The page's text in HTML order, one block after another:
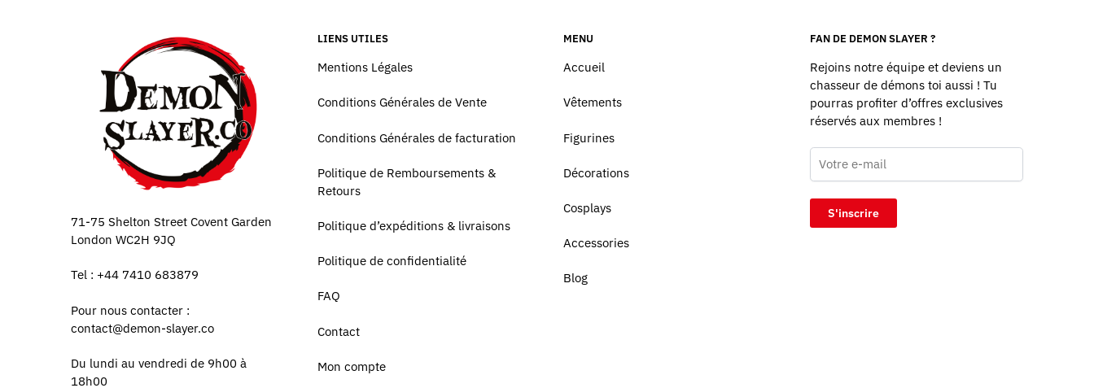
71-75 Shelton Street Covent Garden
London WC2H 9JQ
Tel : +44 7410 683879
Pour nous contacter :
contact@demon-slayer.co
Du lundi au vendredi de 9h00 à
18h00
LIENS UTILES
Mentions Légales
Conditions Générales de Vente
Conditions Générales de facturation
Politique de Remboursements &
Retours
Politique d’expéditions & livraisons
Politique de confidentialité
FAQ
Contact
Mon compte
MENU
Accueil
Vêtements
Figurines
Décorations
Cosplays
Accessories
Blog
FAN DE DEMON SLAYER ?
Rejoins notre équipe et deviens un
chasseur de démons toi aussi ! Tu
pourras profiter d’offres exclusives
réservés aux membres !